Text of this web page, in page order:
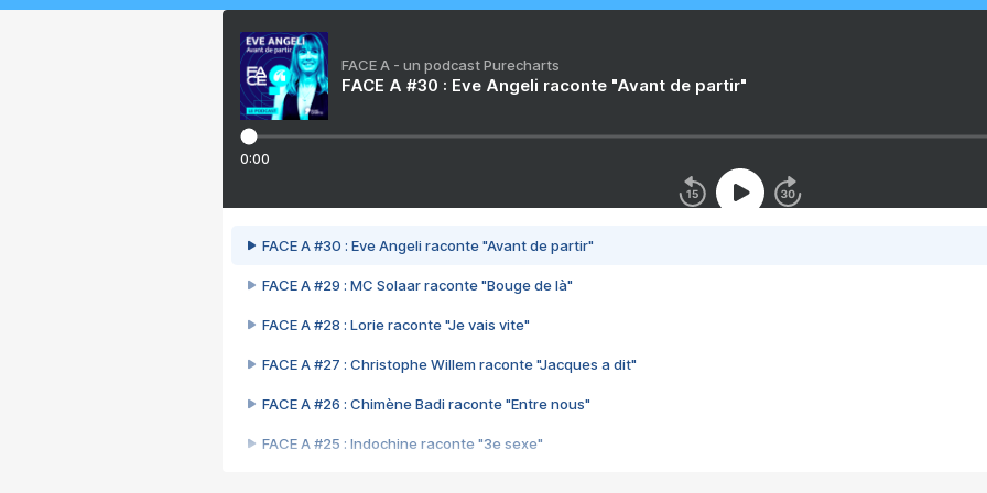
FACE A - un podcast Purecharts
FACE A #30 : Eve Angeli raconte "Avant de partir"
0:00
FACE A #30 : Eve Angeli raconte "Avant de partir"
FACE A #29 : MC Solaar raconte "Bouge de là"
FACE A #28 : Lorie raconte "Je vais vite"
FACE A #27 : Christophe Willem raconte "Jacques a dit"
FACE A #26 : Chimène Badi raconte "Entre nous"
FACE A #25 : Indochine raconte "3e sexe"